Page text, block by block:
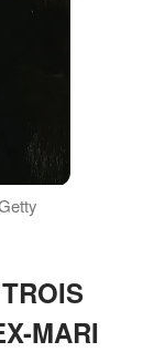
MARI